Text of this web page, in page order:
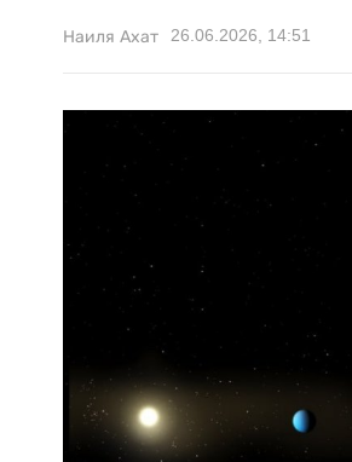
Наиля Ахат 26.06.2026, 14:51